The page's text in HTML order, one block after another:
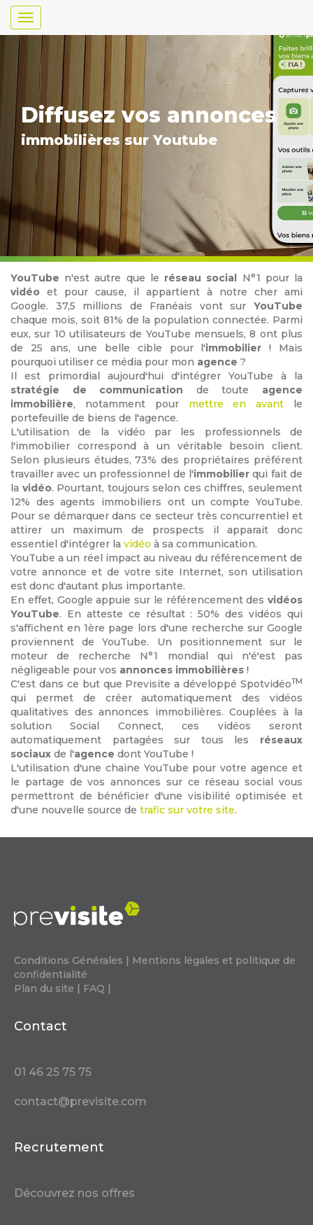
Toggle
navigation
Diffusez vos annonces
immobilières sur Youtube
YouTube n'est autre que le réseau social N°1 pour la
vidéo et pour cause, il appartient à notre cher ami
Google. 37,5 millions de Franéais vont sur YouTube
chaque mois, soit 81% de la population connectée. Parmi
eux, sur 10 utilisateurs de YouTube mensuels, 8 ont plus
de 25 ans, une belle cible pour l'immobilier ! Mais
pourquoi utiliser ce média pour mon agence ?
Il est primordial aujourd'hui d'intégrer YouTube à la
stratégie de communication de toute agence
immobilière, notamment pour mettre en avant le
portefeuille de biens de l'agence.
L'utilisation de la vidéo par les professionnels de
l'immobilier correspond à un véritable besoin client.
Selon plusieurs études, 73% des propriétaires préférent
travailler avec un professionnel de l'immobilierqui fait de
la vidéo. Pourtant, toujours selon ces chiffres, seulement
12% des agents immobiliers ont un compte YouTube.
Pour se démarquer dans ce secteur très concurrentiel et
attirer un maximum de prospects il apparait donc
essentiel d'intégrer la vidéo à sa communication.
YouTube a un réel impact au niveau du référencement de
votre annonce et de votre site Internet, son utilisation
est donc d'autant plus importante.
En effet, Google appuie sur le référencement des vidéos
YouTube. En atteste ce résultat : 50% des vidéos qui
s'affichent en 1ère page lors d'une recherche sur Google
proviennent de YouTube. Un positionnement sur le
moteur de recherche N°1 mondial qui n'é'est pas
négligeable pour vos annonces immobilières !
C'est dans ce but que Previsite a développé SpotvidéoTM
qui permet de créer automatiquement des vidéos
qualitatives des annonces immobilières. Couplées à la
solution Social Connect, ces vidéos seront
automatiquement partagées sur tous les réseaux
sociaux de l'agence dont YouTube !
L'utilisation d'une chaine YouTube pour votre agence et
le partage de vos annonces sur ce réseau social vous
permettront de bénéficier d'une visibilité optimisée et
d'une nouvelle source de trafic sur votre site.
Conditions Générales | Mentions légales et politique de
confidentialité
Plan du site | FAQ |
Contact
01 46 25 75 75
contact@previsite.com
Recrutement
Découvrez nos offres